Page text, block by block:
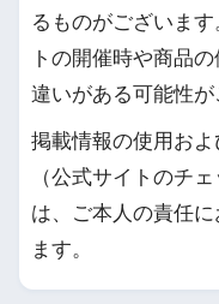
るものがございま
トの開催時や商品
違いがある可能性が
掲載情報の使用お
（公式サイトのチ
は、ご本人の責任
ます。